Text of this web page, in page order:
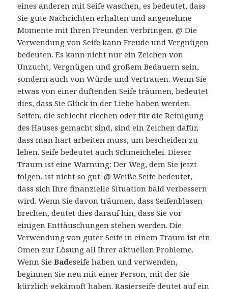
eines anderen mit Seife waschen, es bedeutet, dass
Sie gute Nachrichten erhalten und angenehme
Momente mit Ihren Freunden verbringen. @ Die
Verwendung von Seife kann Freude und Vergnügen
bedeuten. Es kann nicht nur ein Zeichen von
Unzucht, Vergnügen und großem Bedauern sein,
sondern auch von Würde und Vertrauen. Wenn Sie
etwas von einer duftenden Seife träumen, bedeutet
dies, dass Sie Glück in der Liebe haben werden.
Seifen, die schlecht riechen oder für die Reinigung
des Hauses gemacht sind, sind ein Zeichen dafür,
dass man hart arbeiten muss, um bescheiden zu
leben. Seife bedeutet auch Schmeichelei. Dieser
Traum ist eine Warnung: Der Weg, dem Sie jetzt
folgen, ist nicht so gut. @ Weiße Seife bedeutet,
dass sich Ihre finanzielle Situation bald verbessern
wird. Wenn Sie davon träumen, dass Seifenblasen
brechen, deutet dies darauf hin, dass Sie vor
einigen Enttäuschungen stehen werden. Die
Verwendung von guter Seife in einem Traum ist ein
Omen zur Lösung all Ihrer aktuellen Probleme.
Wenn SieBadeseife haben und verwenden,
beginnen Sie neu mit einer Person, mit der Sie
kürzlich gekämpft haben. Rasierseife deutet auf ein